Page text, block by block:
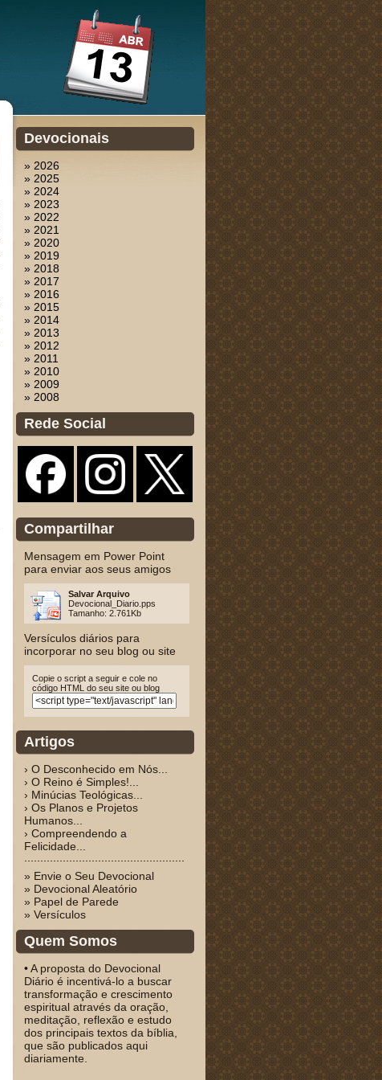
Devocionais
» 2026
» 2025
» 2024
» 2023
» 2022
» 2021
» 2020
» 2019
» 2018
» 2017
» 2016
» 2015
» 2014
» 2013
» 2012
» 2011
» 2010
» 2009
» 2008
Rede Social
Compartilhar
Mensagem em Power Point
para enviar aos seus amigos
Salvar Arquivo
Devocional_Diario.pps
Tamanho: 2.761Kb
Versículos diários para
incorporar no seu blog ou site
Copie o script a seguir e cole no
código HTML do seu site ou blog
Artigos
› O Desconhecido em Nós...
› O Reino é Simples!...
› Minúcias Teológicas...
› Os Planos e Projetos
Humanos...
› Compreendendo a
Felicidade...
» Envie o Seu Devocional
» Devocional Aleatório
» Papel de Parede
» Versículos
Quem Somos
• A proposta do Devocional
Diário é incentivá-lo a buscar
transformação e crescimento
espiritual através da oração,
meditação, reflexão e estudo
dos principais textos da bíblia,
que são publicados aqui
diariamente.